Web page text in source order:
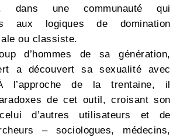
dans une communauté qui
aux logiques de domination
ou classiste.
d’hommes de sa génération,
a découvert sa sexualité avec
À l’approche de la trentaine, il
de cet outil, croisant son
d’autres utilisateurs et de
– sociologues, médecins,